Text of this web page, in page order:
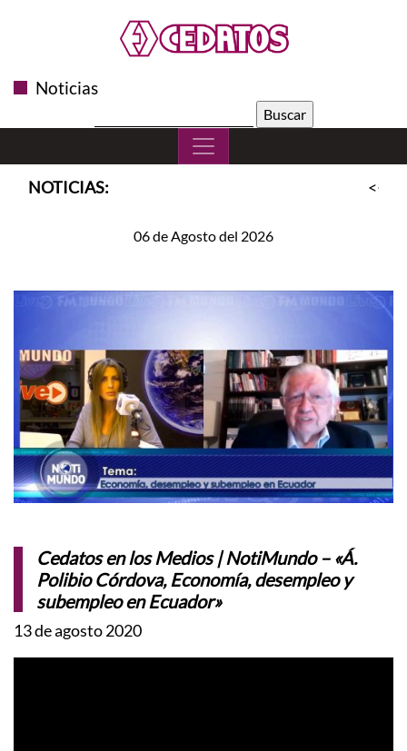
Noticias
NOTICIAS: <<
06 de Agosto del 2026
Cedatos en los Medios | NotiMundo – «Á.
Polibio Córdova, Economía, desempleo y
subempleo en Ecuador»
13 de agosto 2020